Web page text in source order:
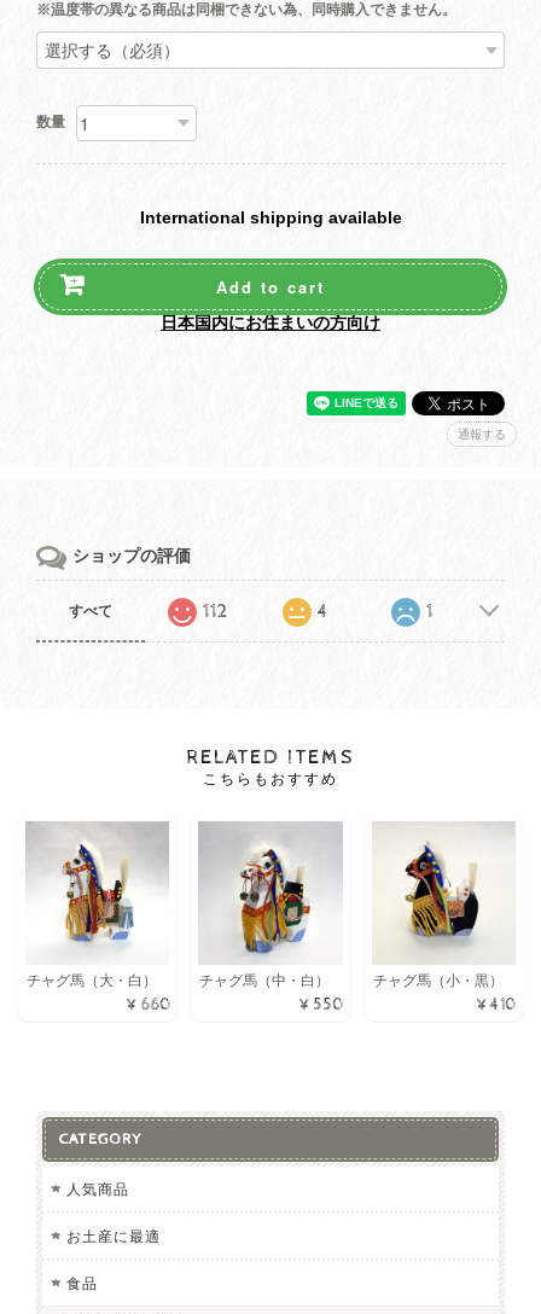
※温度帯の異なる商品は同梱できない為、同時購入できません。
数量
International shipping available
Add to cart
日本国内にお住まいの方向け
通報する
ショップの評価
すべて 112 4 1
RELATED ITEMS
こちらもおすすめ
チャグ馬（大・白）
¥660
チャグ馬（中・白）
¥550
チャグ馬（小・黒）
¥410
CATEGORY
人気商品
お土産に最適
食品